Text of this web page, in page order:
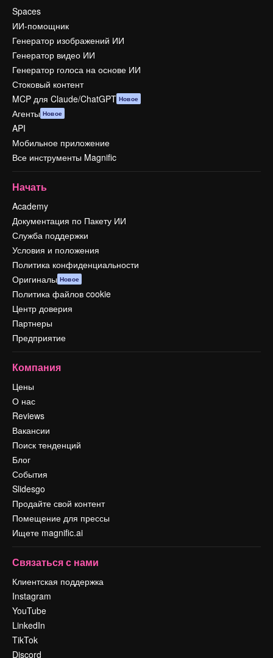
Spaces
ИИ-помощник
Генератор изображений ИИ
Генератор видео ИИ
Генератор голоса на основе ИИ
Стоковый контент
MCP для Claude/ChatGPT Новое
Агенты Новое
API
Мобильное приложение
Все инструменты Magnific
Начать
Academy
Документация по Пакету ИИ
Служба поддержки
Условия и положения
Политика конфиденциальности
Оригиналы Новое
Политика файлов cookie
Центр доверия
Партнеры
Предприятие
Компания
Цены
О нас
Reviews
Вакансии
Поиск тенденций
Блог
События
Slidesgo
Продайте свой контент
Помещение для прессы
Ищете magnific.ai
Связаться с нами
Клиентская поддержка
Instagram
YouTube
LinkedIn
TikTok
Discord